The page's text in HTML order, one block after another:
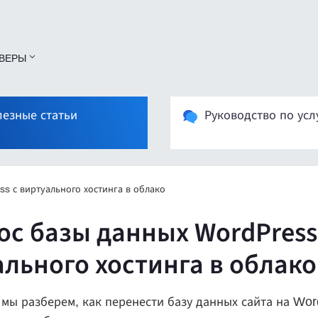
статьи Руководство по
с виртуального хостинга в облако
базы данных
хостинга в облако
мы разберем, как перенести базу данных сайта на